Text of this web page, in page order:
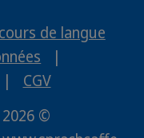
de langue
|
|
CGV
2026 ©